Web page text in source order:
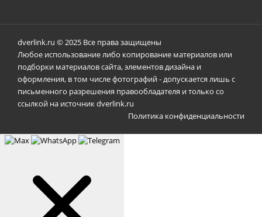
dverlink.ru © 2025 Все права защищены
Любое использование либо копирование материалов или
подборки материалов сайта, элементов дизайна и
оформления, в том числе фотографий - допускается лишь с
письменного разрешения правообладателя и только со
ссылкой на источник dverlink.ru
Политика конфиденциальности